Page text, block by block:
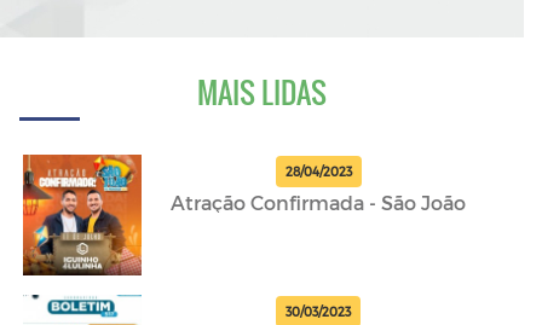
MAIS LIDAS
28/04/2023
Atração Confirmada - São João
30/03/2023